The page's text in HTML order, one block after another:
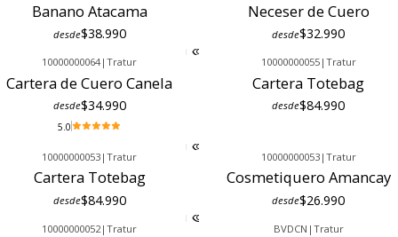
Banano Atacama
desde$38.990
Neceser de Cuero
desde$32.990
10000000064 |Tratur
Cartera de Cuero Canela
desde$34.990
5.0
10000000055| Tratur
Cartera Totebag
desde$84.990
10000000053 |Tratur
Cartera Totebag
desde$84.990
10000000053| Tratur
Cosmetiquero Amancay
desde$26.990
10000000052 |Tratur BVDCN | Tratur